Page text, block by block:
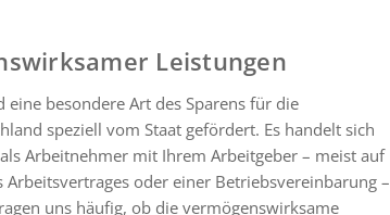
Leistungen
besondere Art des Sparens für die
speziell vom Staat gefördert. Es handelt sich
Arbeitnehmer mit Ihrem Arbeitgeber – meist auf
Arbeitsvertrages oder einer Betriebsvereinbarung –
uns häufig, ob die vermögenswirksame